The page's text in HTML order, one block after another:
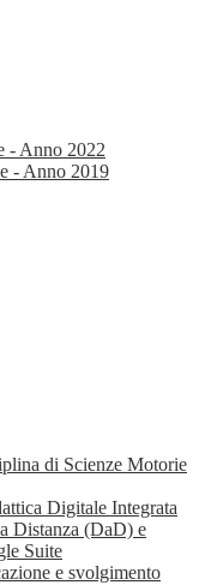
- Anno 2022
- Anno 2019
di Scienze Motorie
Digitale Integrata
Distanza (DaD) e
Suite
e svolgimento